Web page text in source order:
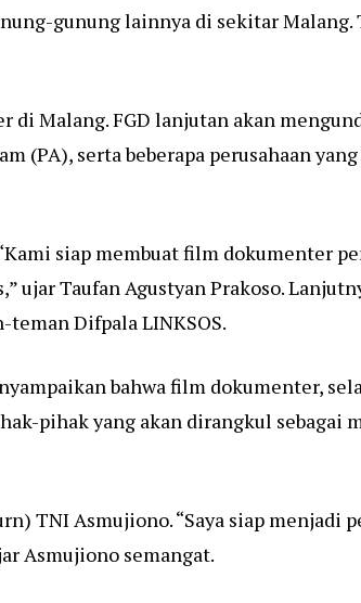
gunung lainnya di sekitar
Malang. FGD lanjutan akan
(PA), serta beberapa perusahaan
siap membuat film dokumenter
ujar Taufan Agustyan Prakoso.
Difpala LINKSOS.
bahwa film dokumenter,
pihak yang akan dirangkul sebagai
TNI Asmujiono. “Saya siap menjadi
Asmujiono semangat.